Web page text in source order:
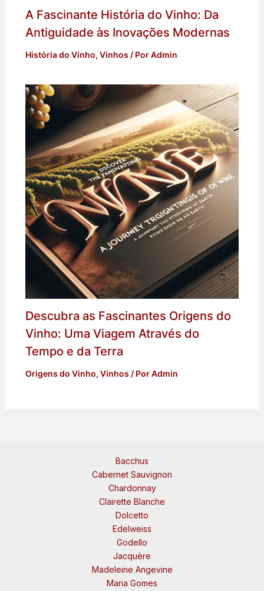
A Fascinante História do Vinho: Da
Antiguidade às Inovações Modernas
História do Vinho, Vinhos / PorAdmin
Descubra as Fascinantes Origens do
Vinho: Uma Viagem Através do
Tempo e da Terra
Origens do Vinho, Vinhos / PorAdmin
Bacchus
Cabernet Sauvignon
Chardonnay
Clairette Blanche
Dolcetto
Edelweiss
Godello
Jacquère
Madeleine Angevine
Maria Gomes